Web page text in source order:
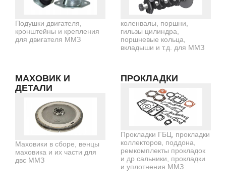
Подушки двигателя,
кронштейны и крепления
для двигателя ММЗ
коленвалы, поршни,
гильзы цилиндра,
поршневые кольца,
вкладыши и т.д. для ММЗ
МАХОВИК И
ДЕТАЛИ
Маховики в сборе, венцы
маховика и их части для
двс ММЗ
ПРОКЛАДКИ
Прокладки ГБЦ, прокладки
коллекторов, поддона,
ремкомплекты прокладок
и др сальники, прокладки
и уплотнения ММЗ